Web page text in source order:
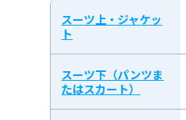
スーツ上・ジャケッ
ト
スーツ下（パンツま
たはスカート）